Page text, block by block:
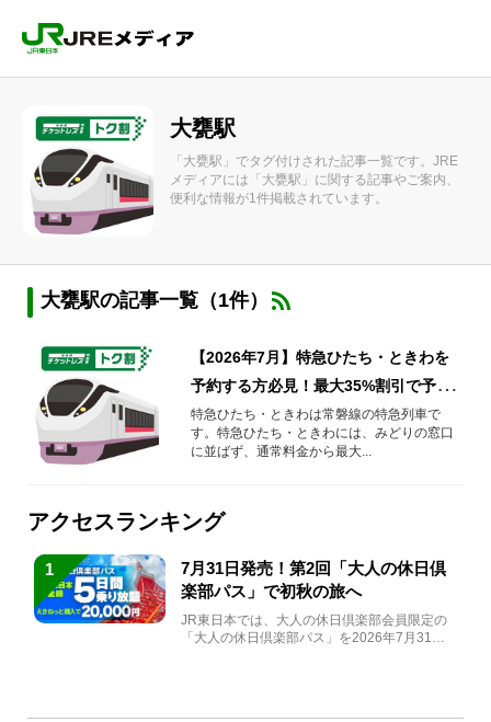
大甕駅
「大甕駅」でタグ付けされた記事一覧です。JRE
メディアには「大甕駅」に関する記事やご案内、
便利な情報が1件掲載されています。
大甕駅の記事一覧（1件）
【2026年7月】特急ひたち・ときわを
予約する方必見！最大35%割引で予約
する方法や知っておきたい情報を解
説！
特急ひたち・ときわは常磐線の特急列車で
す。特急ひたち・ときわには、みどりの窓口
に並ばず、通常料金から最大...
アクセスランキング
1
7月31日発売！第2回「大人の休日倶
楽部パス」で初秋の旅へ
JR東日本では、大人の休日倶楽部会員限定の
「大人の休日倶楽部パス」を2026年7月31日